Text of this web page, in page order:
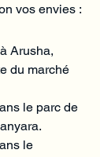
vos envies :
Arusha,
du marché
le parc de
le